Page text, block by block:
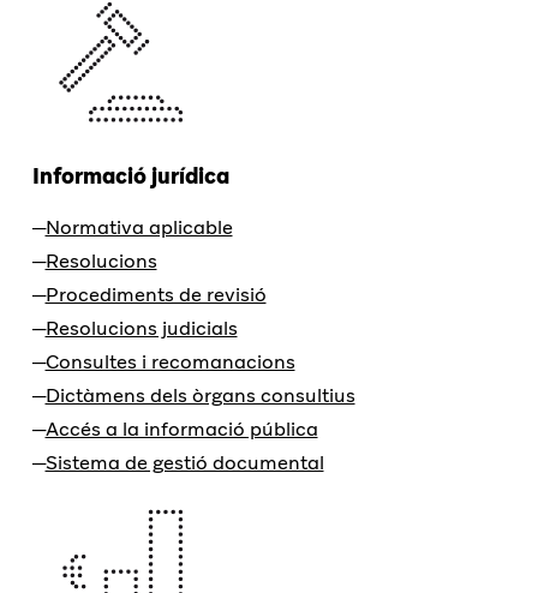
Informació jurídica
Normativa aplicable
Resolucions
Procediments de revisió
Resolucions judicials
Consultes i recomanacions
Dictàmens dels òrgans consultius
Accés a la informació pública
Sistema de gestió documental